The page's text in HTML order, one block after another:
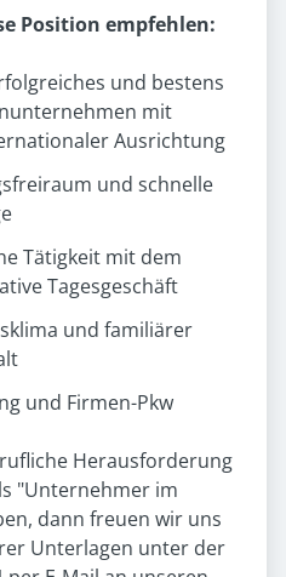
Position empfehlen:
und bestens
mit
Ausrichtung
und schnelle
Tätigkeit mit dem
Tagesgeschäft
und familiärer
und Firmen-Pkw
Herausforderung
"Unternehmer im
dann freuen wir uns
Unterlagen unter der